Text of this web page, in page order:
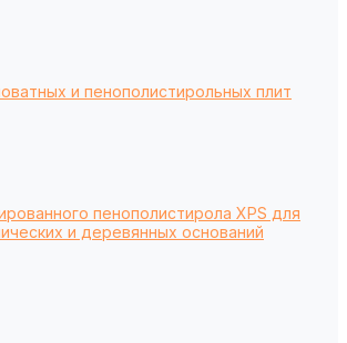
и пенополистирольных плит
пенополистирола XPS для
и деревянных оснований